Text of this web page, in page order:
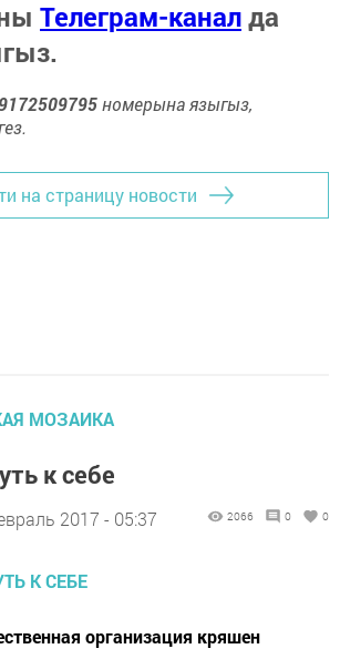
Телеграм-каналда
номерына языгыз,
на страницу новости
МОЗАИКА
к себе
2017 - 05:37 2066 0 0
организация кряшен